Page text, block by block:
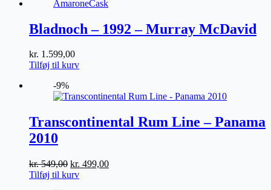
Bladnoch – 1992 – Murray McDavid
kr. 1.599,00
Tilføj til kurv
-9%
Transcontinental Rum Line – Panama
2010
kr.549,00 Den
oprindelige
kr. 499,00Den
Tilføj til kurv